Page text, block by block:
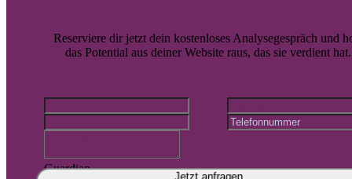
Reserviere dir jetzt dein kostenloses Analysegespräch und
das Potential aus deiner Website raus, das sie verdient hat.
Guardian